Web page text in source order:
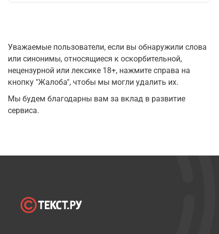
Уважаемые пользователи, если вы обнаружили слова
или синонимы, относящиеся к оскорбительной,
нецензурной или лексике 18+, нажмите справа на
кнопку "Жалоба", чтобы мы могли удалить их.
Мы будем благодарны вам за вклад в развитие
сервиса.